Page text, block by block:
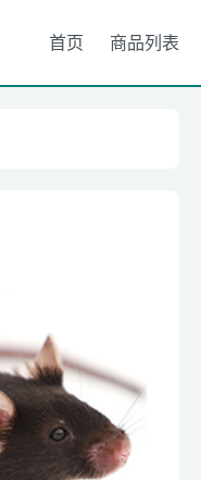
首页 商品列表